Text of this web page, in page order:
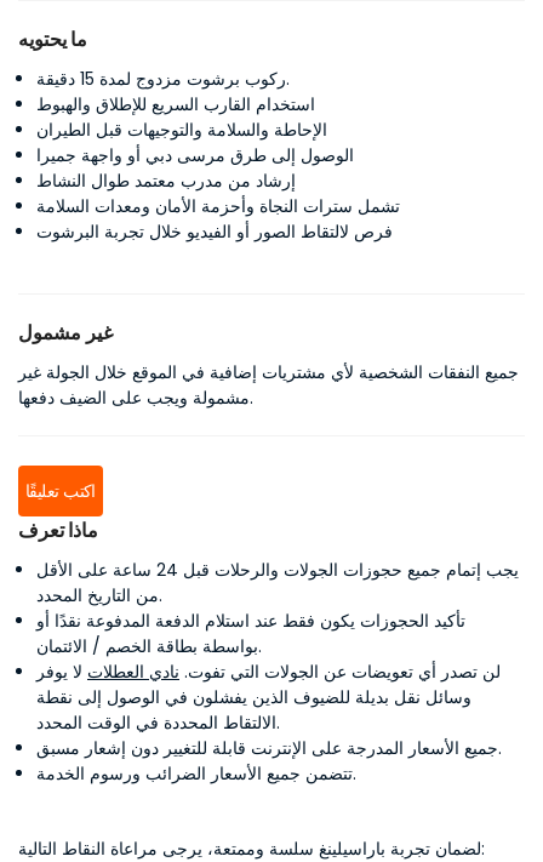
ما يحتويه
ركوب برشوت مزدوج لمدة 15 دقيقة.
استخدام القارب السريع للإطلاق والهبوط
الإحاطة والسلامة والتوجيهات قبل الطيران
الوصول إلى طرق مرسى دبي أو واجهة جميرا
إرشاد من مدرب معتمد طوال النشاط
تشمل سترات النجاة وأحزمة الأمان ومعدات السلامة
فرص لالتقاط الصور أو الفيديو خلال تجربة البرشوت
غير مشمول
جميع النفقات الشخصية لأي مشتريات إضافية في الموقع خلال الجولة غير
مشمولة ويجب على الضيف دفعها.
اكتب تعليقًا
ماذا تعرف
يجب إتمام جميع حجوزات الجولات والرحلات قبل 24 ساعة على الأقل
من التاريخ المحدد.
تأكيد الحجوزات يكون فقط عند استلام الدفعة المدفوعة نقدًا أو
بواسطة بطاقة الخصم / الائتمان.
لن تصدر أي تعويضات عن الجولات التي تفوت. نادي العطلات لا يوفر
وسائل نقل بديلة للضيوف الذين يفشلون في الوصول إلى نقطة
الالتقاط المحددة في الوقت المحدد.
جميع الأسعار المدرجة على الإنترنت قابلة للتغيير دون إشعار مسبق.
تتضمن جميع الأسعار الضرائب ورسوم الخدمة.
لضمان تجربة باراسيلينغ سلسة وممتعة، يرجى مراعاة النقاط التالية: